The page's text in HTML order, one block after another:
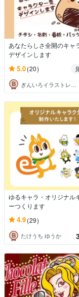
あなたらしさ全開のキャ
デザインします
5.0(20)
ぎんいろイラストレーター
ゆるキャラ・オリジナル
ーつくります
4.9(29)
たけうち ゆうか